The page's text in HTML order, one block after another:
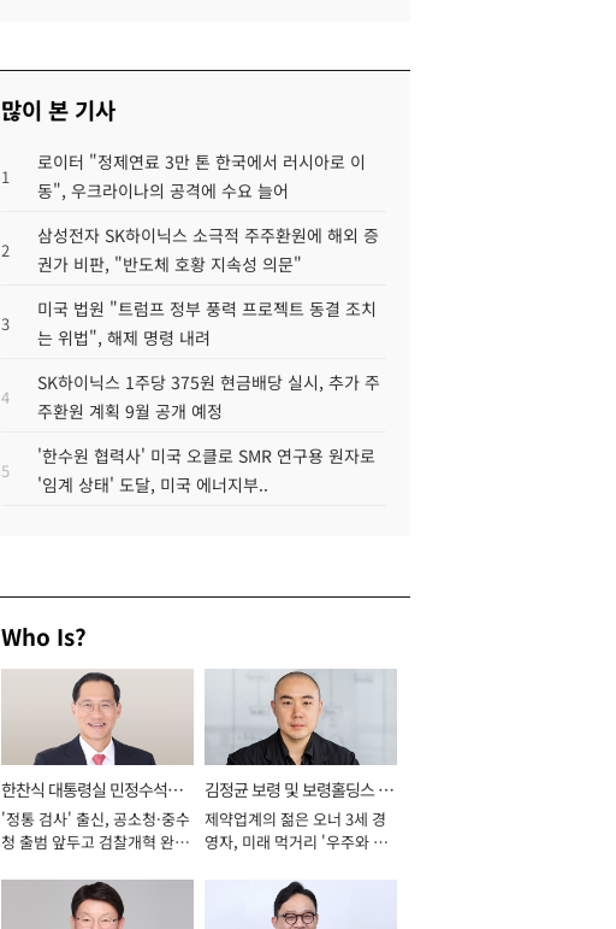
많이 본 기사
1
로이터 "정제연료 3만 톤 한국에서 러시아로 이
동", 우크라이나의 공격에 수요 늘어
2
삼성전자 SK하이닉스 소극적 주주환원에 해외 증
권가 비판, "반도체 호황 지속성 의문"
3
미국 법원 "트럼프 정부 풍력 프로젝트 동결 조치
는 위법", 해제 명령 내려
4
SK하이닉스 1주당 375원 현금배당 실시, 추가 주
주환원 계획 9월 공개 예정
5
'한수원 협력사' 미국 오클로 SMR 연구용 원자로
'임계 상태' 도달, 미국 에너지부..
Who Is?
한찬식 대통령실 민정수석비
서관
'정통 검사' 출신, 공소청·중수
청 출범 앞두고 검찰개혁 완수
김정균 보령 및 보령홀딩스 대
표이사 사장
제약업계의 젊은 오너 3세 경
영자, 미래 먹거리 '우주와 헬